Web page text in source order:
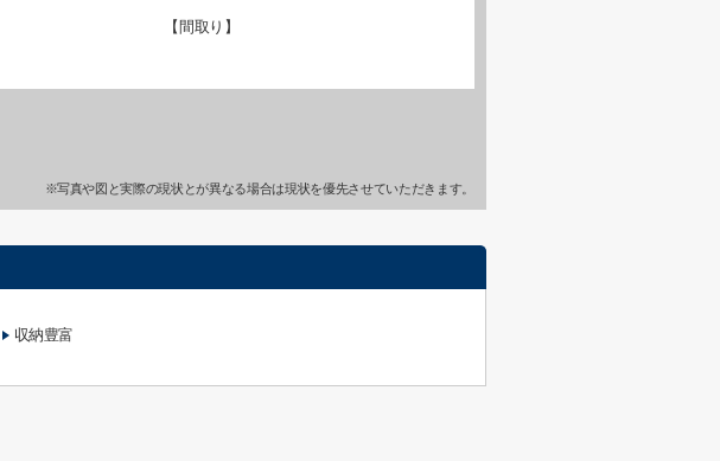
【間取り】
※写真や図と実際の現状とが異なる場合は現状を優先させていただきます。
収納豊富